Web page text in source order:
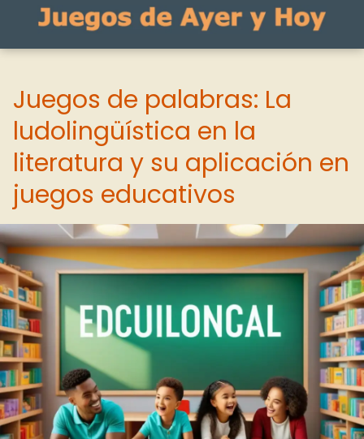
Juegos de palabras: La
ludolingüística en la
literatura y su aplicación en
juegos educativos